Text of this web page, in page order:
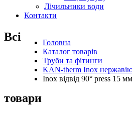
Лічильники води
Контакти
Головна
Каталог товарів
Труби та фітинги
KAN-therm Inox
Inox відвід 90° press 15
Всі
товари